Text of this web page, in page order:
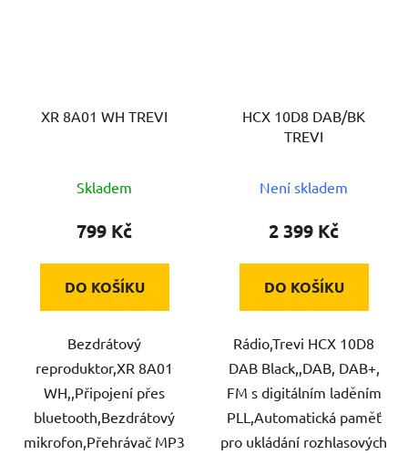
XR 8A01 WH TREVI
Skladem
799 Kč
DO KOŠÍKU
Bezdrátový
reproduktor,XR 8A01
WH,,Připojení přes
bluetooth,Bezdrátový
mikrofon,Přehrávač MP3
HCX 10D8 DAB/BK
TREVI
Není skladem
2 399 Kč
DO KOŠÍKU
Rádio,Trevi HCX 10D8
DAB Black,,DAB, DAB+,
FM s digitálním laděním
PLL,Automatická paměť
pro ukládání rozhlasových